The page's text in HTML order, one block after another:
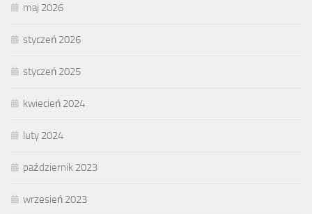
maj 2026
styczeń 2026
styczeń 2025
kwiecień 2024
luty 2024
październik 2023
wrzesień 2023